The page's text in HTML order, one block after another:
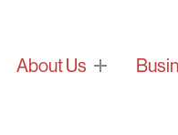
About Us